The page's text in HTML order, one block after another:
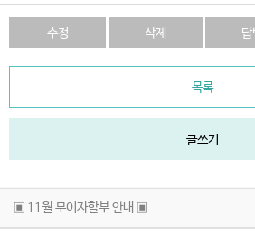
수정 삭제 답
목록
글쓰기
▣ 11월 무이자할부 안내 ▣